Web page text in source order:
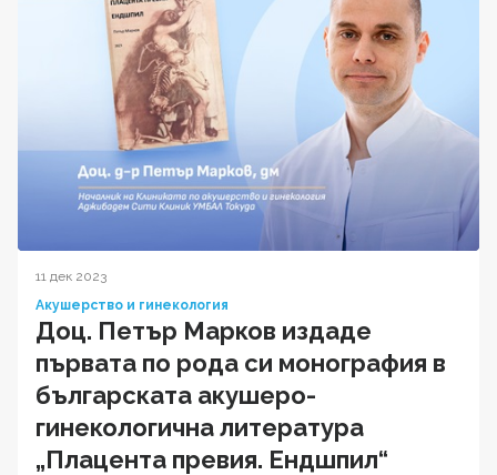
11 дек 2023
Акушерство и гинекология
Доц. Петър Марков издаде
първата по рода си монография в
българската акушеро-
гинекологична литература
„Плацента превия. Ендшпил“